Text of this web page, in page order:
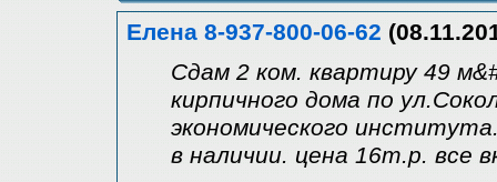
Елена 8-937-800-06-62
Сдам 2 ком. квартиру 49
кирпичного дома по
экономического
в наличии. цена 16т.р. все